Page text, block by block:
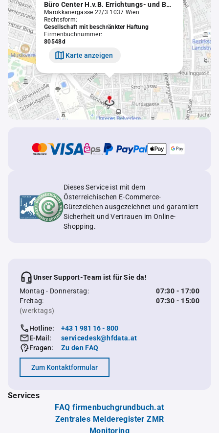
Büro Center H.v.B. Errichtungs- und Betriebs-Gesellschaft m.b.H.
Marokkanergasse 22/3 1037 Wien
Rechtsform:
Gesellschaft mit beschränkter Haftung
Firmenbuchnummer:
80548d
Karte anzeigen
Dieses Service ist mit dem
Österreichischen E-Commerce-
Gütezeichen ausgezeichnet und garantiert
Sicherheit und Vertrauen im Online-
Shopping.
Unser Support-Team ist für Sie da!
Montag - Donnerstag:
07:30 - 17:00
Freitag:
07:30 - 15:00
(werktags)
Hotline:
+43 1 981 16 - 800
E-Mail:
servicedesk@hfdata.at
Fragen:
Zu den FAQ
Zum Kontaktformular
Services
FAQ firmenbuchgrundbuch.at
Zentrales Melderegister ZMR
Monitoring